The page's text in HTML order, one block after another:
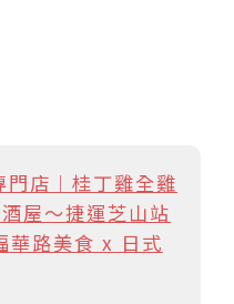
店︱桂丁雞全雞
屋～捷運芝山站
華路美食 x 日式